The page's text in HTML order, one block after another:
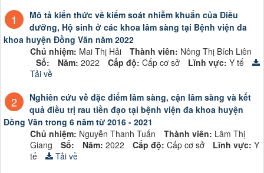
1
Mô tả kiến thức về kiểm soát nhiễm khuẩn của Điều
dưỡng, Hộ sinh ở các khoa lâm sàng tại Bệnh viện đa
khoa huyện Đồng Văn năm 2022
Chủ nhiệm: Mai Thị Hải Thành viên: Nông Thị Bích Liên
Số:
Năm: 2022 Cấp độ: Cấp cơ sở Lĩnh vực: Y tế
Tải về
2
Nghiên cứu về đặc điểm lâm sàng, cận lâm sàng và kết
quả điều trị rau tiền đạo tại bệnh viện đa khoa huyện
Đồng Văn trong 6 năm từ 2016 - 2021
Chủ nhiệm: Nguyễn Thanh Tuấn Thành viên: Lâm Thị
Giang
Số: Năm: 2022 Cấp độ: Cấp cơ sở Lĩnh vực: Y
tế
Tải về